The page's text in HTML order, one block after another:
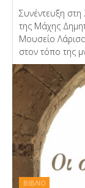
Συνέντευξη στη Ζέτα Τζιώτη Η
της Μάχης
Μουσείο
στον τόπο της
ΒΙΒΛΙΟ